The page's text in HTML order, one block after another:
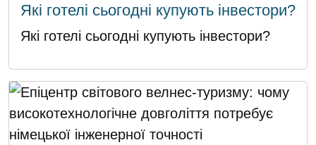
Які готелі сьогодні купують інвестори?
Які готелі сьогодні купують інвестори?